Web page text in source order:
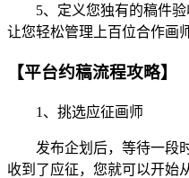
5、定义您独有的稿件验
让您轻松管理上百位合作画
【平台约稿流程攻略】
1、挑选应征画师
发布企划后，等待一段时
收到了应征，您就可以开始